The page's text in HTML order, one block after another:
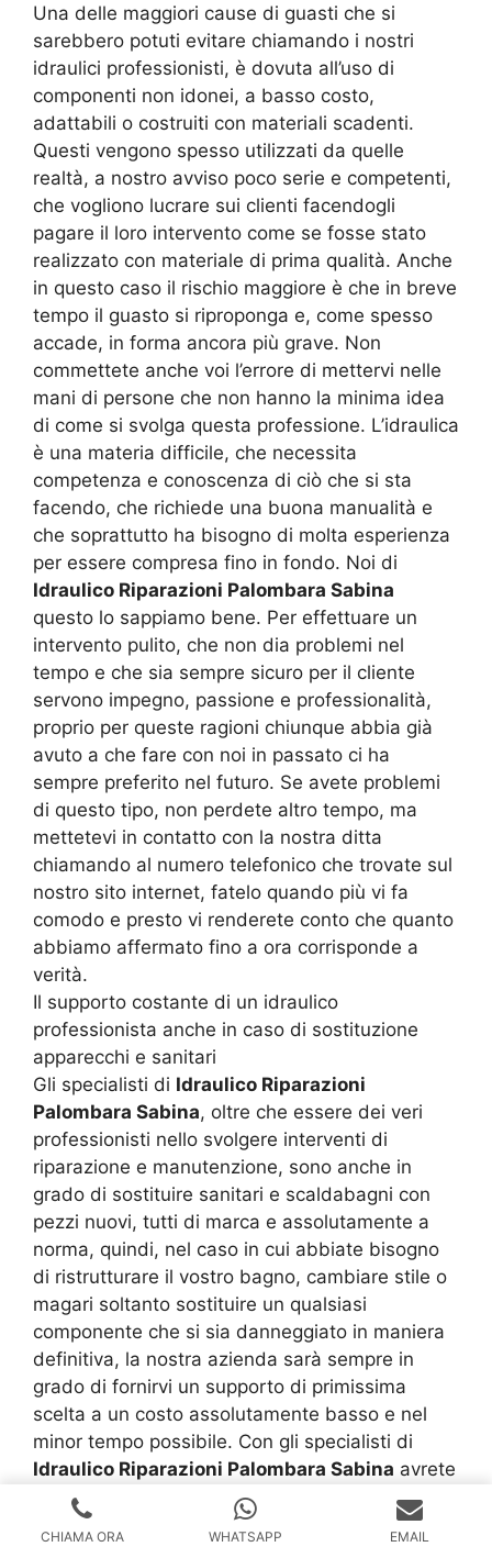
Una delle maggiori cause di guasti che si
sarebbero potuti evitare chiamando i nostri
idraulici professionisti, è dovuta all’uso di
componenti non idonei, a basso costo,
adattabili o costruiti con materiali scadenti.
Questi vengono spesso utilizzati da quelle
realtà, a nostro avviso poco serie e competenti,
che vogliono lucrare sui clienti facendogli
pagare il loro intervento come se fosse stato
realizzato con materiale di prima qualità. Anche
in questo caso il rischio maggiore è che in breve
tempo il guasto si riproponga e, come spesso
accade, in forma ancora più grave. Non
commettete anche voi l’errore di mettervi nelle
mani di persone che non hanno la minima idea
di come si svolga questa professione. L’idraulica
è una materia difficile, che necessita
competenza e conoscenza di ciò che si sta
facendo, che richiede una buona manualità e
che soprattutto ha bisogno di molta esperienza
per essere compresa fino in fondo. Noi di
Idraulico Riparazioni Palombara Sabina
questo lo sappiamo bene. Per effettuare un
intervento pulito, che non dia problemi nel
tempo e che sia sempre sicuro per il cliente
servono impegno, passione e professionalità,
proprio per queste ragioni chiunque abbia già
avuto a che fare con noi in passato ci ha
sempre preferito nel futuro. Se avete problemi
di questo tipo, non perdete altro tempo, ma
mettetevi in contatto con la nostra ditta
chiamando al numero telefonico che trovate sul
nostro sito internet, fatelo quando più vi fa
comodo e presto vi renderete conto che quanto
abbiamo affermato fino a ora corrisponde a
verità.
Il supporto costante di un idraulico
professionista anche in caso di sostituzione
apparecchi e sanitari
Gli specialisti di Idraulico Riparazioni
Palombara Sabina, oltre che essere dei veri
professionisti nello svolgere interventi di
riparazione e manutenzione, sono anche in
grado di sostituire sanitari e scaldabagni con
pezzi nuovi, tutti di marca e assolutamente a
norma, quindi, nel caso in cui abbiate bisogno
di ristrutturare il vostro bagno, cambiare stile o
magari soltanto sostituire un qualsiasi
componente che si sia danneggiato in maniera
definitiva, la nostra azienda sarà sempre in
grado di fornirvi un supporto di primissima
scelta a un costo assolutamente basso e nel
minor tempo possibile. Con gli specialisti di
Idraulico Riparazioni Palombara Sabina avrete
sempre un valido supporto al vostro fianco, dal
primo contatto fino a lavoro avvenuto. I nostri
CHIAMA ORA WHATSAPP EMAIL